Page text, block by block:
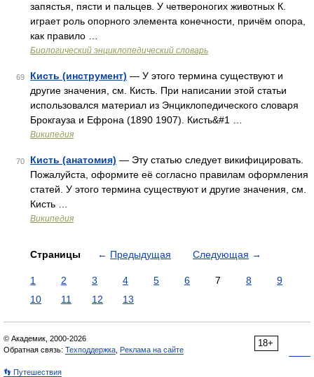
запястья, пясти и пальцев. У четвероногих животных К.
играет роль опорного элемента конечности, причём опора,
как правило …
Биологический энциклопедический словарь
69 Кисть (инструмент) — У этого термина существуют и
другие значения, см. Кисть. При написании этой статьи
использовался материал из Энциклопедического словаря
Брокгауза и Ефрона (1890 1907). Кисть&#1 …
Википедия
70 Кисть (анатомия) — Эту статью следует викифицировать.
Пожалуйста, оформите её согласно правилам оформления
статей. У этого термина существуют и другие значения, см.
Кисть …
Википедия
Страницы ← Предыдущая Следующая →
1 2 3 4 5 6 7 8
9
10
11 12 13
18+
© Академик, 2000-2026
Обратная связь: Техподдержка Реклама на сайте
👣 Путешествия